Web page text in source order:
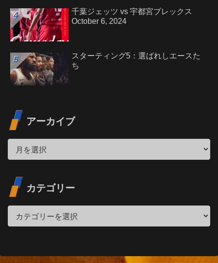
千葉ジェッツ vs 宇都宮ブレックス
October 6, 2024
スターティング5：選ばれしエースた
ち
アーカイブ
カテゴリー